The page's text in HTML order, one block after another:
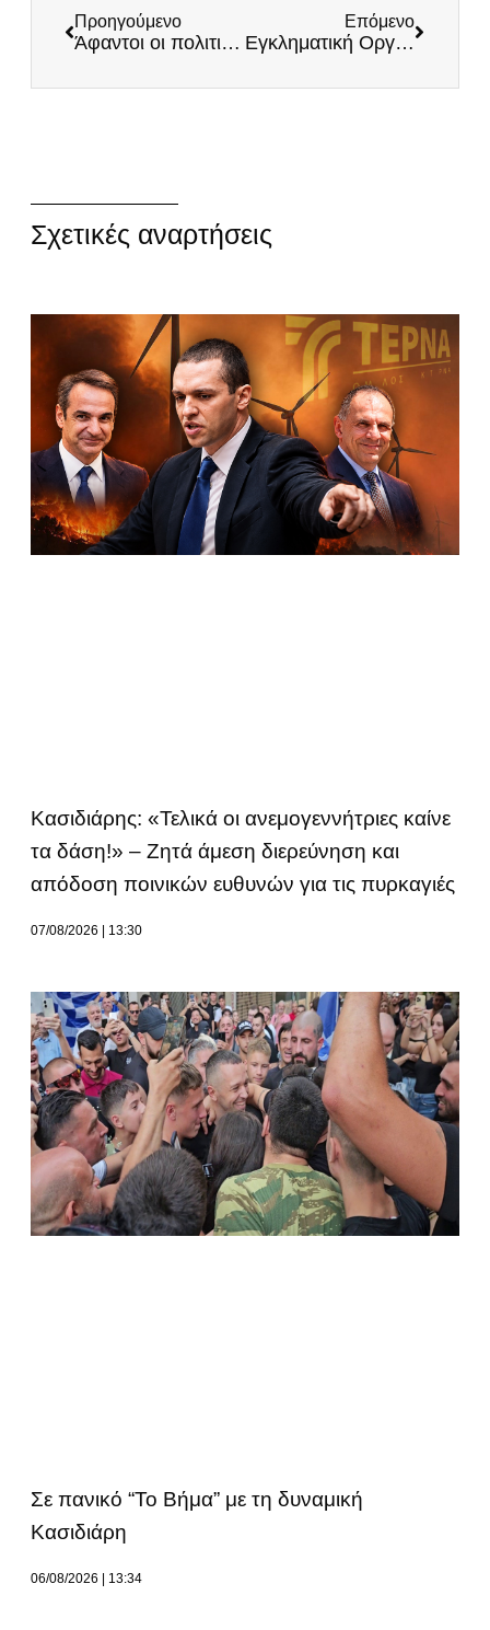
Προηγούμενο
Άφαντοι οι πολιτικοί παράγοντες της Πέλλας για το Μοναστήρι Αρχαγγέλου
Επόμενο
Εγκληματική Οργάνωση ΠΑΣΟΚ: Η ευρωβουλευτής Καϊλή συνελήφθη για διαφθορά – Συνελήφθη και ο άντρας της!
Σχετικές αναρτήσεις
Κασιδιάρης: «Τελικά οι ανεμογεννήτριες καίνε
τα δάση!» – Ζητά άμεση διερεύνηση και
απόδοση ποινικών ευθυνών για τις πυρκαγιές
07/08/2026 13:30
Σε πανικό “Το Βήμα” με τη δυναμική
Κασιδιάρη
06/08/2026 13:34